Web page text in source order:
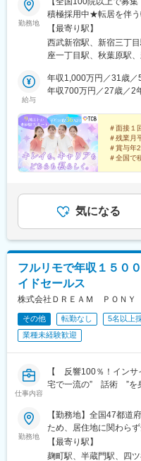
(福岡県)、旦過駅、佐世
勤務地
積極採用中★転居を伴
リニック一覧＜全国
院、青森院、盛岡院、
山院 など【関東】新宿
横浜院、大宮東口院、
橋院 など【中部】名古
院、長野院、松本院、
前院、大阪阪急梅田駅
院、心斎橋院、京都駅
【中四国】広島院、福
松江院、周南徳山駅ビ
煙対策】屋内原則禁煙
【最寄り駅】
西武新宿駅、新宿三丁
座一丁目駅、秋葉原駅
浜駅、横浜駅、川崎駅
駅、川越駅、南越谷駅
駅、さっぽろ駅、あお
青森駅、盛岡駅、山形
山駅(愛知県)、豊田市
松駅、三島広小路駅、
鉄四日市駅、電鉄富山
前駅、西梅田駅、心斎
駅、近鉄奈良駅、和歌
分駅、県庁前駅(沖縄県
院下駅、東池袋駅、日
八王子駅、高輪台駅、
駅、石上駅、新越谷駅
県)、船橋駅、札幌駅、
名古屋駅、西高蔵駅、
浜松駅、三島田町駅、
駅、大阪阿部野橋駅、
市営)、三宮駅(神戸新交
駅、小倉駅(福岡県)、
駅、旭橋駅、西早稲田
トウェイ駅、九品仏駅
宮下駅、大通駅、仙台
給与
年収1,000万円／31歳／
年収700万円／27歳／2
＃面接１
＃残業月
＃賞与年
＃全国で
スよく実
気になる
フルリモで年収１５０
イドセールス
株式会社ＤＲＥＡＭ ＰＯＮＹ
その他 転勤なし 5名以上
業種未経験歓迎
仕事内容
【 反響100％！イン
宅で一流の” 話術 ”を
勤務地
【勤務地】全国47都道
ため、居住地に関わら
間の交通費・食費・宿
修場所：本社】〒102-
【最寄り駅】
麹町駅、半蔵門駅、四